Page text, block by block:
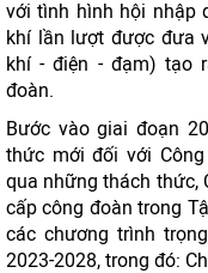
với tình hình hội nhập
khí lần lượt được đưa
khí - điện - đạm) tạo
đoàn.
Bước vào giai đoạn
thức mới đối với
qua những thách thức,
cấp công đoàn trong
các chương trình
2023-2028, trong đó: